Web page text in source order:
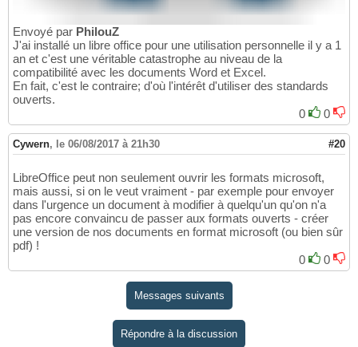
Envoyé par PhilouZ
J'ai installé un libre office pour une utilisation personnelle il y a 1
an et c'est une véritable catastrophe au niveau de la
compatibilité avec les documents Word et Excel.
En fait, c'est le contraire; d'où l'intérêt d'utiliser des standards
ouverts.
0
0
Cywern, le 06/08/2017 à 21h30 #20
LibreOffice peut non seulement ouvrir les formats microsoft,
mais aussi, si on le veut vraiment - par exemple pour envoyer
dans l'urgence un document à modifier à quelqu'un qu'on n'a
pas encore convaincu de passer aux formats ouverts - créer
une version de nos documents en format microsoft (ou bien sûr
pdf) !
0
0
Messages suivants
Répondre à la discussion